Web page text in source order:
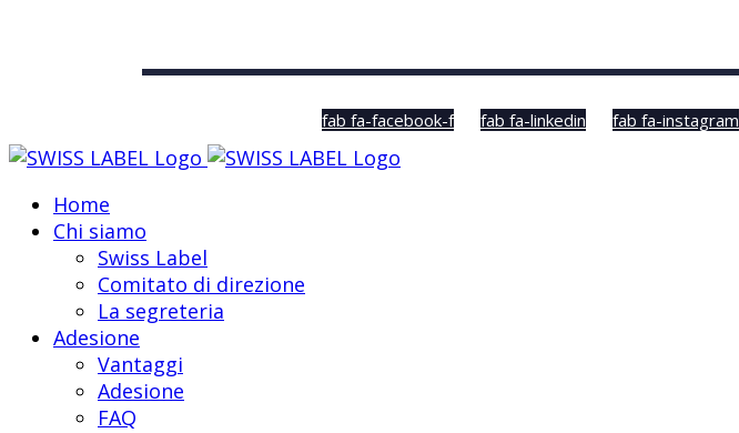
fab fa-facebook-f fab fa-linkedin fab fa-instagram
Home
Chi siamo
Swiss Label
Comitato di direzione
La segreteria
Adesione
Vantaggi
Adesione
FAQ